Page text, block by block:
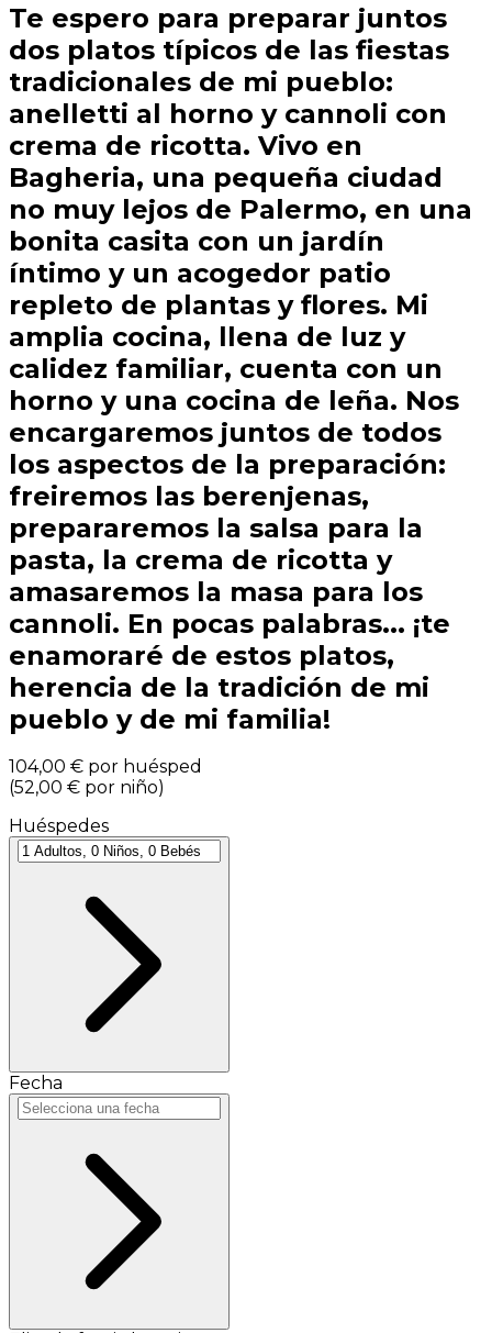
Te espero para preparar juntos
dos platos típicos de las fiestas
tradicionales de mi pueblo:
anelletti al horno y cannoli con
crema de ricotta. Vivo en
Bagheria, una pequeña ciudad
no muy lejos de Palermo, en una
bonita casita con un jardín
íntimo y un acogedor patio
repleto de plantas y flores. Mi
amplia cocina, llena de luz y
calidez familiar, cuenta con un
horno y una cocina de leña. Nos
encargaremos juntos de todos
los aspectos de la preparación:
freiremos las berenjenas,
prepararemos la salsa para la
pasta, la crema de ricotta y
amasaremos la masa para los
cannoli. En pocas palabras... ¡te
enamoraré de estos platos,
herencia de la tradición de mi
pueblo y de mi familia!
104,00 € por huésped
(52,00 € por niño)
Huéspedes
Fecha